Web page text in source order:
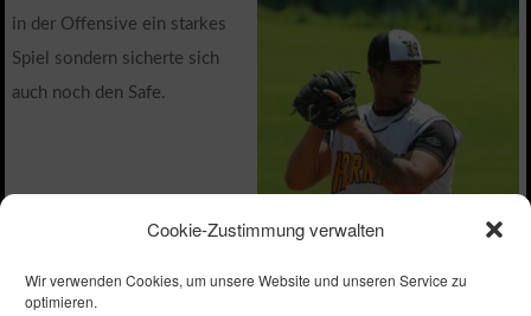
Cookie-Zustimmung verwalten
Wir verwenden Cookies, um unsere Website und unseren Service zu
optimieren.
in der Offensive ein starkes
Spiel sondern sicherte sich
auch noch den Safe.